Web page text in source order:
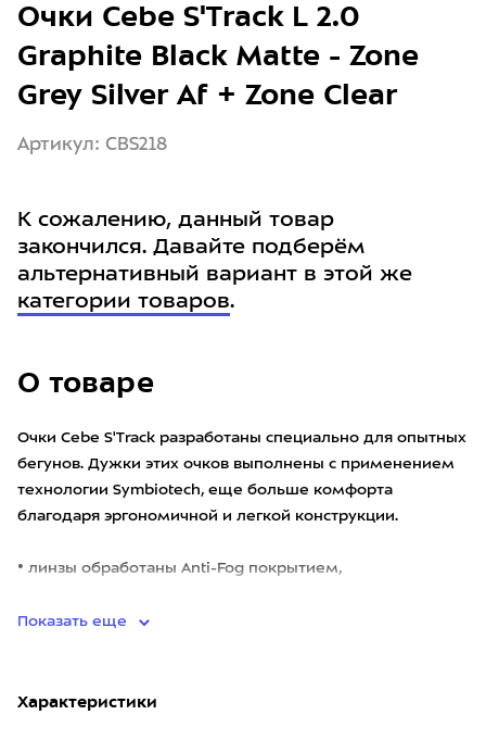
О товаре
Очки Cebe S'Track разработаны специально для опытных
бегунов. Дужки этих очков выполнены с применением
технологии Symbiotech, еще больше комфорта
благодаря эргономичной и легкой конструкции.
• линзы обработаны Anti-Fog покрытием,
Показать еще
Характеристики
Очки Cebe S'Track L 2.0
Graphite Black Matte - Zone
Grey Silver Af + Zone Clear
Артикул: CBS218
К сожалению, данный товар
закончился. Давайте подберём
альтернативный вариант в этой же
категории товаров.